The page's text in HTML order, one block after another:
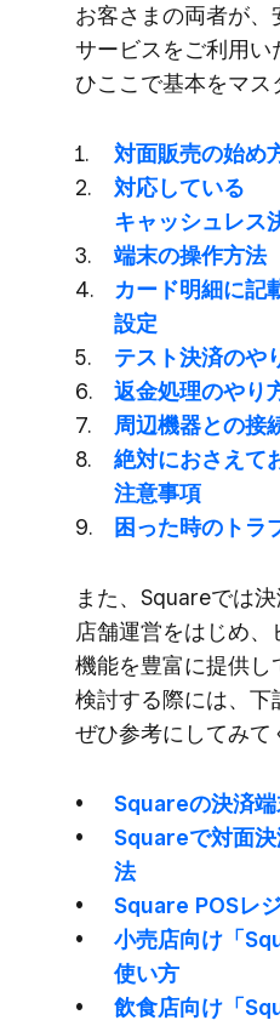
お客さまの​​両者が
サービスを​​ご利用い
ひここで​​基本を​​マス
対面販売の​​始め
対応している​
キャッシュレス
端末の​操作方​法
カード明細に​記
設定
テスト決済の​や
返金処理の​やり
周辺機器との​接
絶対に​おさえて
注意事項
困った​時の​トラ
また、​Squareでは​決
店舗運営を​はじめ
機能を​豊富に​提供し
検討する​際には、​下
ぜひ参考に​してみて
Squareの​決済
Squareで​対面
法
Square POSレ
小売店向け​「
使い方
飲食店向け​「